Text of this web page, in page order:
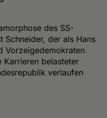
des SS-
Schneider, der als Hans
Vorzeigedemokraten
Karrieren belasteter
verlaufen